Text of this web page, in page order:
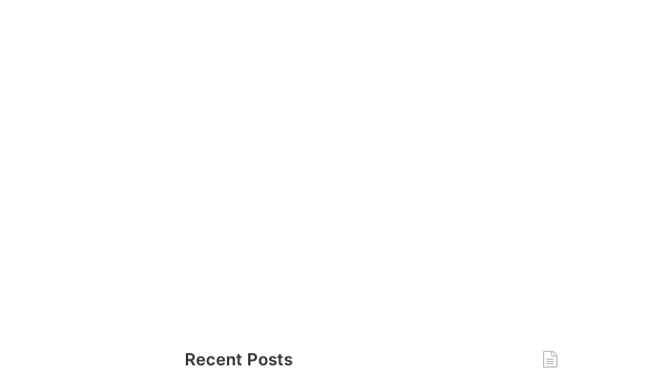
Recent Posts